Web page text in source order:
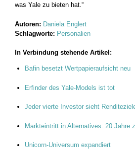
was Yale zu bieten hat.“
Autoren: Daniela Englert
Schlagworte: Personalien
In Verbindung stehende Artikel:
Bafin besetzt Wertpapieraufsicht neu
Erfinder des Yale-Models ist tot
Jeder vierte Investor sieht
Markteintritt in Alternatives: 20 Jahre
Unicorn-Universum expandiert